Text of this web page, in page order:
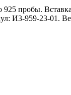
925 пробы.
И3-959-23-01.